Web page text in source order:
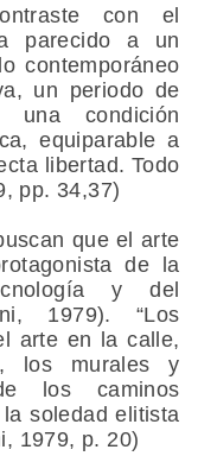
con el
parecido a un
contemporáneo
un periodo de
una condición
equiparable a
libertad. Todo
pp. 34,37)
que el arte
de la
y del
1979). “Los
arte en la calle,
los murales y
los caminos
soledad elitista
1979, p. 20)